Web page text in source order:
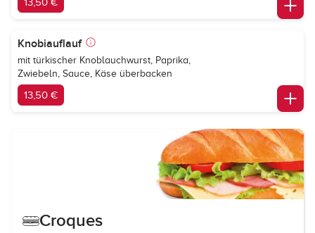
Knobiauflauf
mit türkischer Knoblauchwurst, Paprika,
Zwiebeln, Sauce, Käse überbacken
13,50 €
Croques